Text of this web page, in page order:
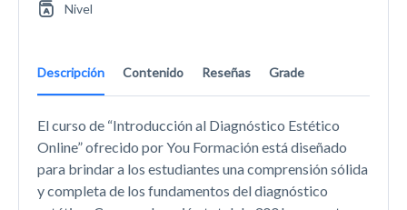
Descripción Contenido Reseñas Grade
El curso de “Introducción al Diagnóstico Estético
Online” ofrecido por You Formación está diseñado
para brindar a los estudiantes una comprensión sólida
y completa de los fundamentos del diagnóstico
Nivel